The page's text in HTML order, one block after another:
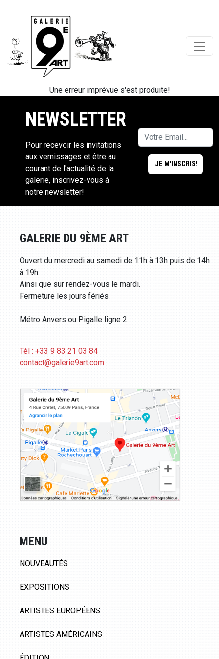
Une erreur imprévue s'est produite!
NEWSLETTER
Pour recevoir les invitations
aux vernissages et être au
courant de l'actualité de la
galerie, inscrivez-vous à
notre newsletter!
GALERIE DU 9ÈME ART
Ouvert du mercredi au samedi de 11h à 13h puis de 14h
à 19h.
Ainsi que sur rendez-vous le mardi.
Fermeture les jours fériés.
Métro Anvers ou Pigalle ligne 2.
Tél : +33 9 83 21 03 84
contact@galerie9art.com
MENU
NOUVEAUTÉS
EXPOSITIONS
ARTISTES EUROPÉENS
ARTISTES AMÉRICAINS